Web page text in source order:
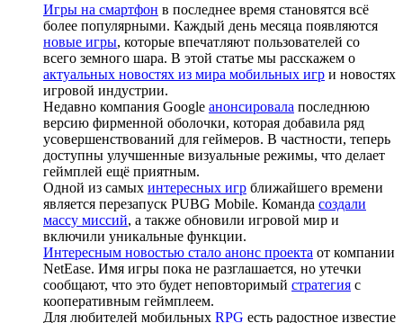
Игры на смартфон в последнее время становятся всё
более популярными. Каждый день месяца появляются
новые игры, которые впечатляют пользователей со
всего земного шара. В этой статье мы расскажем о
актуальных новостях из мира мобильных игр и новостях
игровой индустрии.
Недавно компания Google анонсировала последнюю
версию фирменной оболочки, которая добавила ряд
усовершенствований для геймеров. В частности, теперь
доступны улучшенные визуальные режимы, что делает
геймплей ещё приятным.
Одной из самых интересных игр ближайшего времени
является перезапуск PUBG Mobile. Команда создали
массу миссий, а также обновили игровой мир и
включили уникальные функции.
Интересным новостью стало анонс проекта от компании
NetEase. Имя игры пока не разглашается, но утечки
сообщают, что это будет неповторимый стратегия с
кооперативным геймплеем.
Для любителей мобильных RPG есть радостное известие